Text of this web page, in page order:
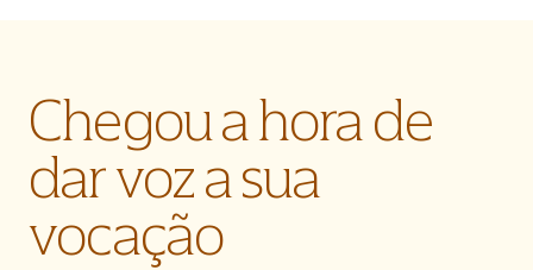
Chegou a hora de
dar voz a sua
vocação